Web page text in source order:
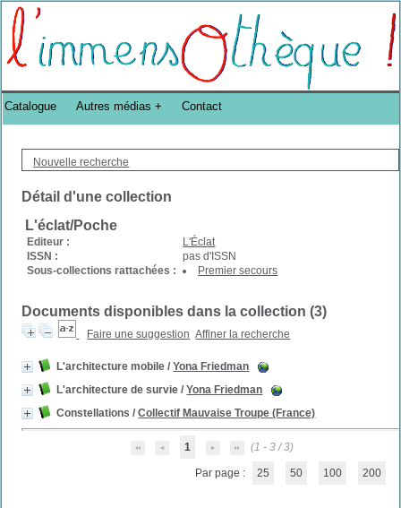
Bibliothèque DoucheFLUX Bibliotheek -->
Nouvelle recherche
Détail d'une collection
L'éclat/Poche
Editeur :
L'Éclat
ISSN :
pas d'ISSN
Sous-collections rattachées :
Premier secours
Documents disponibles dans la collection (3)
Faire une suggestion Affiner la recherche
L'architecture mobile /Yona Friedman
L'architecture de survie /Yona Friedman
Constellations /Collectif Mauvaise Troupe (France)
1 (1 - 3 / 3)
Par page : 25 50 100 200
Catalogue Autres médias Contact